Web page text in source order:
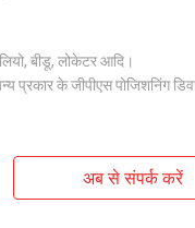
बीडू, लोकेटर आदि।
प्रकार के जीपीएस पोजिशनिंग
अब से संपर्क करें